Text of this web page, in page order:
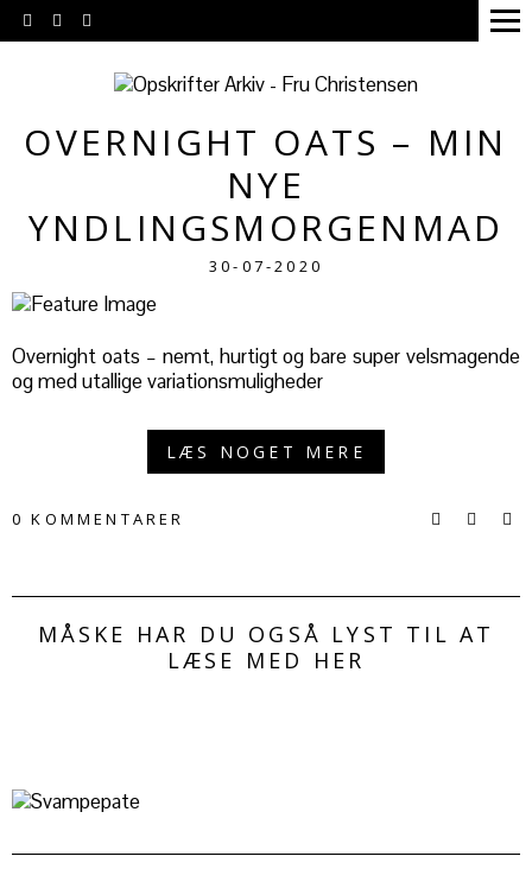
OVERNIGHT OATS – MIN
NYE
YNDLINGSMORGENMAD
30-07-2020
Overnight oats – nemt, hurtigt og bare super velsmagende
og med utallige variationsmuligheder
LÆS NOGET MERE
0 KOMMENTARER
MÅSKE HAR DU OGSÅ LYST TIL AT
LÆSE MED HER